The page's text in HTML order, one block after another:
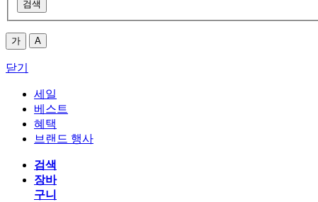
검색
가 A
닫기
세일
베스트
혜택
브랜드 행사
검색
장바
구니